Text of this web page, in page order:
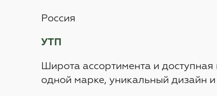
Россия
УТП
Широта ассортимента и
одной марке, уникальный дизайн